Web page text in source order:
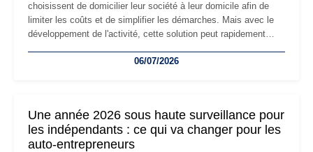
choisissent de domicilier leur société à leur domicile afin de
limiter les coûts et de simplifier les démarches. Mais avec le
développement de l'activité, cette solution peut rapidement
professionnels, recrutement, image de marque… Le
06/07/2026
Une année 2026 sous haute surveillance pour
les indépendants : ce qui va changer pour les
auto-entrepreneurs